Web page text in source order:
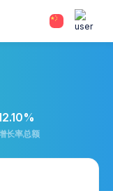
长率总额